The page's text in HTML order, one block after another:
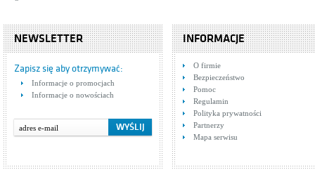
NEWSLETTER
Zapisz się aby otrzymywać:
Informacje o promocjach
Informacje o nowościach
INFORMACJE
O firmie
Bezpieczeństwo
Pomoc
Regulamin
Polityka prywatności
Partnerzy
Mapa serwisu